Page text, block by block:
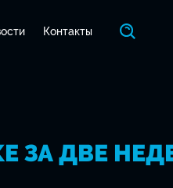
Контакты
ЗА ДВЕ